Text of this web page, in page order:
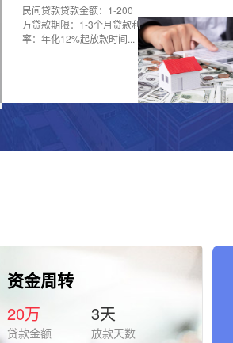
民间贷款贷款金额：1-200
万贷款期限：1-3个月贷款利
率：年化12%起放款时间...
资金周转
20万
贷款金额
3天
放款天数